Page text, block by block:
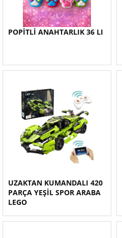
POPİTLİ ANAHTARLIK 36 LI
UZAKTAN KUMANDALI 420
PARÇA YEŞİL SPOR ARABA
LEGO